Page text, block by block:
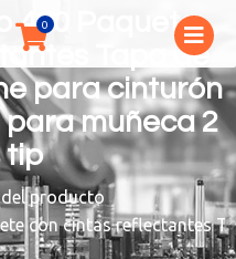
460 Paquete
Tapa de
para cinturón
muñeca 2
tip
del producto
con cintas reflectantes